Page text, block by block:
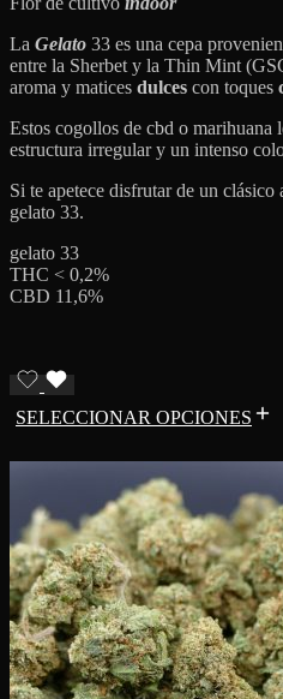
La Gelato 33 es una cepa
entre la Sherbet y la Thin Mint
aroma y matices dulces con toques
Estos cogollos de cbd o marihuana
estructura irregular y un intenso
Si te apetece disfrutar de un clásico
gelato 33.
gelato 33
THC < 0,2%
CBD 11,6%
SELECCIONAR OPCIONES